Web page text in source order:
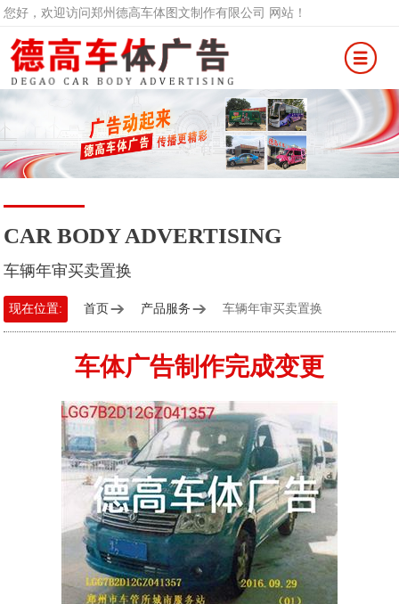
您好，欢迎访问郑州德高车体图文制作有限公司 网站！
CAR BODY ADVERTISING
车辆年审买卖置换
现在位置: 首页 产品服务 车辆年审买卖置换
车体广告制作完成变更